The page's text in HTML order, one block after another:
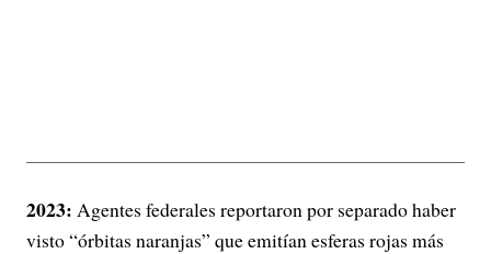
2023: Agentes federales reportaron por separado haber
visto “órbitas naranjas” que emitían esferas rojas más